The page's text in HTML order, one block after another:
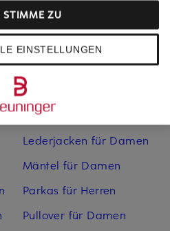
Kleider
Lange Ballkleider
Lederjacken für Damen
Mäntel für Damen
Parkas für Herren
Pullover für Damen
EINSTELLUNGEN
STIMME ZU